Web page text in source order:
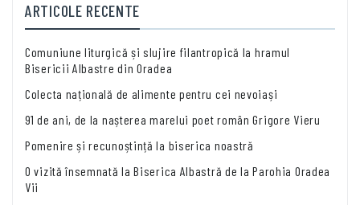
ARTICOLE RECENTE
Comuniune liturgică și slujire filantropică la hramul
Bisericii Albastre din Oradea
Colecta națională de alimente pentru cei nevoiași
91 de ani, de la nașterea marelui poet român Grigore Vieru
Pomenire și recunoștință la biserica noastră
O vizită însemnată la Biserica Albastră de la Parohia Oradea
Vii